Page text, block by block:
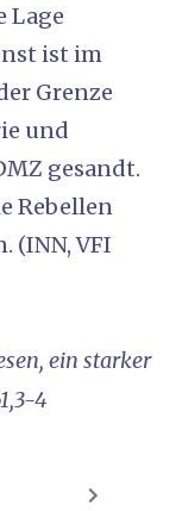
Lage
ist im
Grenze
und
gesandt.
Rebellen
(INN, VFI
ein starker
4